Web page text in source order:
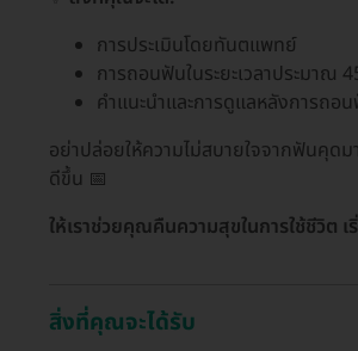
การประเมินโดยทันตแพทย์
การถอนฟันในระยะเวลาประมาณ
คำแนะนำและการดูแลหลังการถอ
อย่าปล่อยให้ความไม่สบายใจจากฟันคุด
ดีขึ้น 📅
ให้เราช่วยคุณคืนความสุขในการใช้ชีวิต
สิ่งที่คุณจะได้รับ